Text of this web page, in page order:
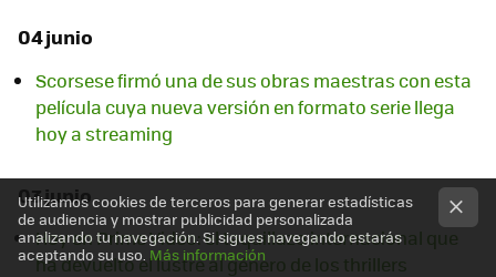
04 junio
Scorsese firmó una de sus obras maestras con esta
película cuya nueva versión en formato serie llega
hoy a streaming
03 junio
Hoy en Prime Video: el taquillazo internacional que
ha devuelto el lustre al género de los thrillers
Utilizamos cookies de terceros para generar estadísticas
de audiencia y mostrar publicidad personalizada
analizando tu navegación. Si sigues navegando estarás
aceptando su uso. Más información